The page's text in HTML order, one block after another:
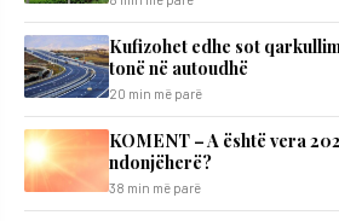
Kufizohet edhe sot
tonë në autoudhë
20 min më parë
KOMENT – A është vera
ndonjëherë?
38 min më parë